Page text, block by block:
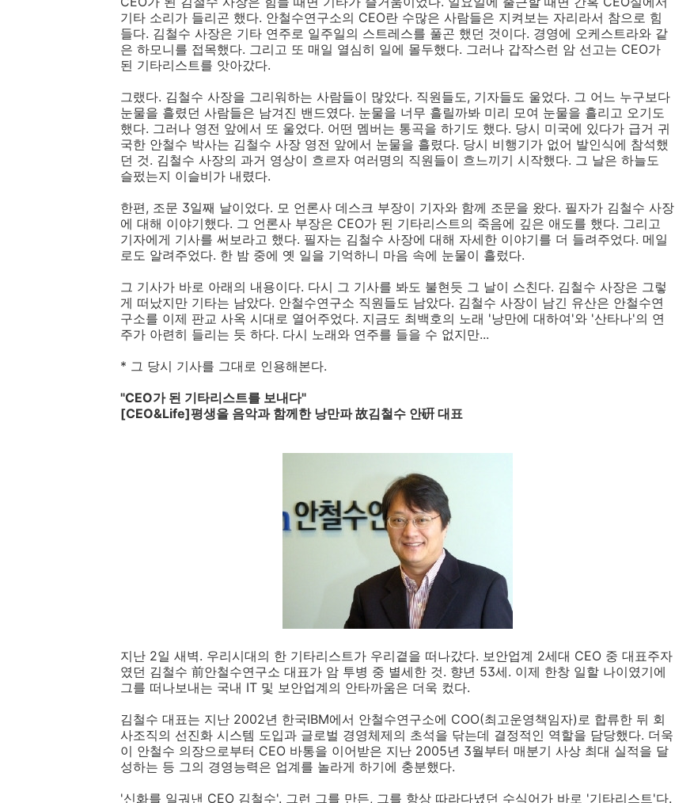
기타 소리가 들리곤 했다. 안철수연구소의 CEO란 수많은 사람들은 지켜보는 자리라서 참으로 힘
들다. 김철수 사장은 기타 연주로 일주일의 스트레스를 풀곤 했던 것이다. 경영에 오케스트라와 같
은 하모니를 접목했다. 그리고 또 매일 열심히 일에 몰두했다. 그러나 갑작스런 암 선고는 CEO가
된 기타리스트를 앗아갔다.
그랬다. 김철수 사장을 그리워하는 사람들이 많았다. 직원들도, 기자들도 울었다. 그 어느 누구보다
눈물을 흘렸던 사람들은 남겨진 밴드였다. 눈물을 너무 흘릴까봐 미리 모여 눈물을 흘리고 오기도
했다. 그러나 영전 앞에서 또 울었다. 어떤 멤버는 통곡을 하기도 했다. 당시 미국에 있다가 급거 귀
국한 안철수 박사는 김철수 사장 영전 앞에서 눈물을 흘렸다. 당시 비행기가 없어 발인식에 참석했
던 것. 김철수 사장의 과거 영상이 흐르자 여러명의 직원들이 흐느끼기 시작했다. 그 날은 하늘도
슬펐는지 이슬비가 내렸다.
한편, 조문 3일째 날이었다. 모 언론사 데스크 부장이 기자와 함께 조문을 왔다. 필자가 김철수 사장
에 대해 이야기했다. 그 언론사 부장은 CEO가 된 기타리스트의 죽음에 깊은 애도를 했다. 그리고
기자에게 기사를 써보라고 했다. 필자는 김철수 사장에 대해 자세한 이야기를 더 들려주었다. 메일
로도 알려주었다. 한 밤 중에 옛 일을 기억하니 마음 속에 눈물이 흘렀다.
그 기사가 바로 아래의 내용이다. 다시 그 기사를 봐도 불현듯 그 날이 스친다. 김철수 사장은 그렇
게 떠났지만 기타는 남았다. 안철수연구소 직원들도 남았다. 김철수 사장이 남긴 유산은 안철수연
구소를 이제 판교 사옥 시대로 열어주었다. 지금도 최백호의 노래 '낭만에 대하여'와 '산타나'의 연
주가 아련히 들리는 듯 하다. 다시 노래와 연주를 들을 수 없지만...
* 그 당시 기사를 그대로 인용해본다.
"CEO가 된 기타리스트를 보내다"
[CEO&Life]평생을 음악과 함께한 낭만파 故김철수 안硏 대표
지난 2일 새벽. 우리시대의 한 기타리스트가 우리곁을 떠나갔다. 보안업계 2세대 CEO 중 대표주자
였던 김철수 前안철수연구소 대표가 암 투병 중 별세한 것. 향년 53세. 이제 한창 일할 나이였기에
그를 떠나보내는 국내 IT 및 보안업계의 안타까움은 더욱 컸다.
김철수 대표는 지난 2002년 한국IBM에서 안철수연구소에 COO(최고운영책임자)로 합류한 뒤 회
사조직의 선진화 시스템 도입과 글로벌 경영체제의 초석을 닦는데 결정적인 역할을 담당했다. 더욱
이 안철수 의장으로부터 CEO 바통을 이어받은 지난 2005년 3월부터 매분기 사상 최대 실적을 달
성하는 등 그의 경영능력은 업계를 놀라게 하기에 충분했다.
'신화를 일궈낸 CEO 김철수'. 그런 그를 만든, 그를 항상 따라다녔던 수식어가 바로 '기타리스트'다.